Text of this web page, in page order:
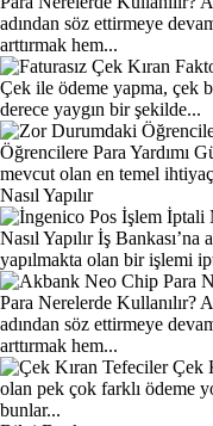
adından söz ettirmeye
arttırmak hem...
Çek ile ödeme yapma, çek
derece yaygın bir şekilde...
Öğrencilere Para Yardımı
mevcut olan en temel
Nasıl Yapılır
Nasıl Yapılır İş Bankası’na
yapılmakta olan bir işlemi
Para Nerelerde Kullanılır?
adından söz ettirmeye
arttırmak hem...
Çek
olan pek çok farklı ödeme
bunlar...